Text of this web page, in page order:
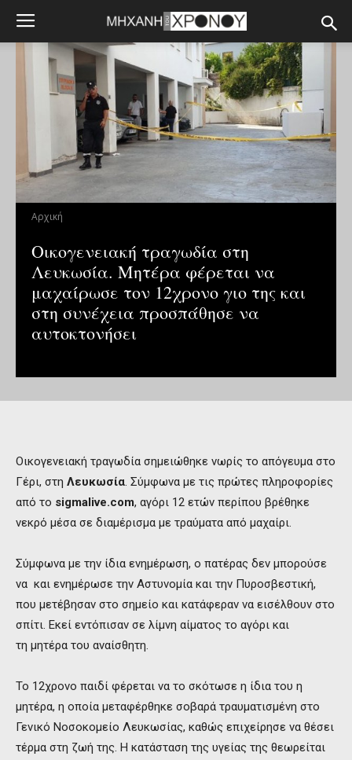
Αρχική
Οικογενειακή τραγωδία στη
Λευκωσία. Μητέρα φέρεται να
μαχαίρωσε τον 12χρονο γιο της και
στη συνέχεια προσπάθησε να
αυτοκτονήσει
Οικογενειακή τραγωδία σημειώθηκε νωρίς το απόγευμα στο
Γέρι, στη Λευκωσία. Σύμφωνα με τις πρώτες πληροφορίες
από το sigmalive.com, αγόρι 12 ετών περίπου βρέθηκε
νεκρό μέσα σε διαμέρισμα με τραύματα από μαχαίρι.
Σύμφωνα με την ίδια ενημέρωση, ο πατέρας δεν μπορούσε
να και ενημέρωσε την Αστυνομία και την Πυροσβεστική,
που μετέβησαν στο σημείο και κατάφεραν να εισέλθουν στο
σπίτι. Εκεί εντόπισαν σε λίμνη αίματος το αγόρι και
τη μητέρα του αναίσθητη.
Το 12χρονο παιδί φέρεται να το σκότωσε η ίδια του η
μητέρα, η οποία μεταφέρθηκε σοβαρά τραυματισμένη στο
Γενικό Νοσοκομείο Λευκωσίας, καθώς επιχείρησε να θέσει
τέρμα στη ζωή της. Η κατάσταση της υγείας της θεωρείται